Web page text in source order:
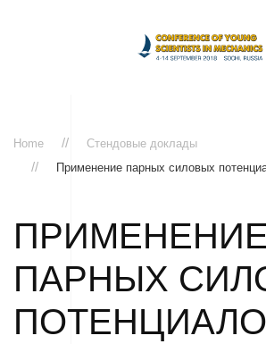
Home
Стендовые доклады
Применение парных силовых
ПРИМЕНЕНИЕ
ПАРНЫХ